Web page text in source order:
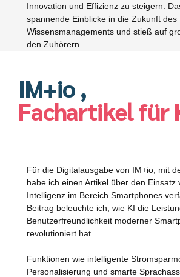
Innovation und Effizienz zu steigern.
spannende Einblicke in die Zukunft des
Wissensmanagements und stieß auf
den Zuhörern
IM+io ,
Fachartikel für
Für die Digitalausgabe von IM+io, mit
habe ich einen Artikel über den Einsatz
Intelligenz im Bereich Smartphones
Beitrag beleuchte ich, wie KI die
Benutzerfreundlichkeit moderner
revolutioniert hat.
Funktionen wie intelligente
Personalisierung und smarte